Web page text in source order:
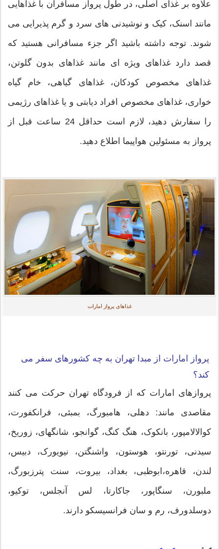
علاوه بر غذای اصلی، در طول پرواز مسافران با غذاهایی
مانند اسنک، کیک و نوشیدنی های سرد و گرم پذیرایی می
شوند. توجه داشته باشید اگر جزء مسافرانی هستید که
قصد دارد غذاهای ویژه ای مانند غذاهای بدون گلوتن،
غذاهای مخصوص کودکان، غذاهای گیاهی، خام گیاه
خواری، غذاهای مخصوص افراد دیابتی و یا غذاهای رژیمی
را سفارش دهید، لازم است حداقل 24 ساعت قبل از
پرواز به مسئولین هواپیما اطلاع دهید.
غذاهای پرواز امارات
پرواز امارات از مبدا تهران به چه کشورهای سفر می
کند؟
پروازهای امارات که از فرودگاه تهران حرکت می کنند
مقاصدی مانند: دهلی، هامبورگ، بمبئی، فرانکفورت،
کوالالامپور، بانکوک، هنگ کنگ، گوانجو، شانگهای، زوریخ،
سیدنی، تورنتو، هوستون، واشنگتن، نیویورک، دبیس،
لندن، قاهره،ابوظبی، بغداد، بیروت، سنت پترزبورگ،
ملبورن، سنگاپور، جاکارتا، لس آنجلس، توکیو،
دوسلدورف، رم و سان فرانسیسکو دارند.